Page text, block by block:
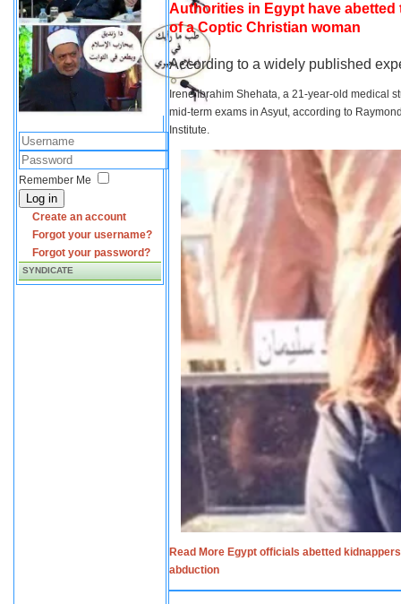
Remember Me
Log in
Create an account
Forgot your username?
Forgot your password?
SYNDICATE
Authorities in Egypt have
of a Coptic Christian woman
According to a widely published
Irene Ibrahim Shehata, a 21-year-old medical
mid-term exams in Asyut, according to
Institute.
Read More Egypt officials abetted
abduction